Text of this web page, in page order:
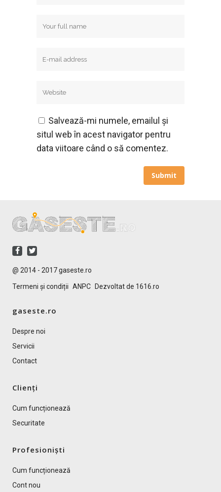
Salvează-mi numele, emailul și
situl web în acest navigator pentru
data viitoare când o să comentez.
@ 2014 - 2017 gaseste.ro
Termeni și condiții ANPC Dezvoltat de 1616.ro
gaseste.ro
Despre noi
Servicii
Contact
Clienți
Cum funcționează
Securitate
Profesioniști
Cum funcționează
Cont nou